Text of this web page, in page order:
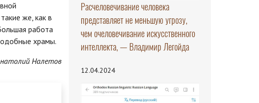
же, как в
работа
храмы.
Налетов
Расчеловечивание человека
представляет не меньшую угрозу,
чем очеловечивание искусственного
интеллекта, — Владимир Легойда
12.04.2024